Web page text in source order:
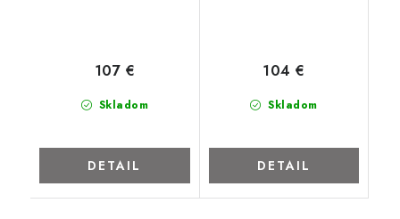
Skladom
107 €
DETAIL
Skladom
104 €
DETAIL